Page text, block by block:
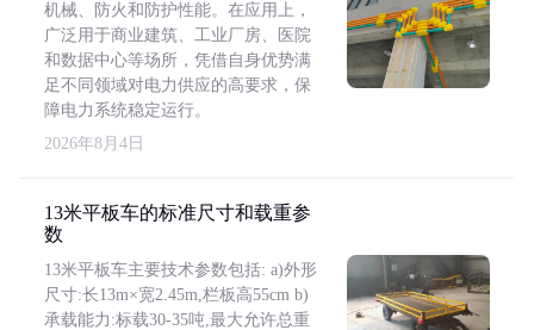
机械、防火和防护性能。在应用上，
广泛用于商业建筑、工业厂房、医院
和数据中心等场所，凭借自身优势满
足不同领域对电力供应的高要求，保
障电力系统稳定运行。
2026年8月4日
13米平板车的标准尺寸和载重参
数
13米平板车主要技术参数包括: a)外形
尺寸:长13m×宽2.45m,栏板高55cm b)
承载能力:标载30-35吨,最大允许总重